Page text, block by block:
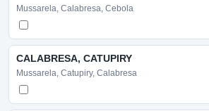
Mussarela, Calabresa, Cebola
CALABRESA, CATUPIRY
Mussarela, Catupiry, Calabresa